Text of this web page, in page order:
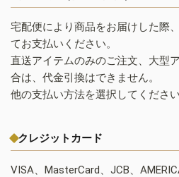
宅配便により商品をお届けした際
てお支払いください。
直送アイテムのみのご注文、大型
合は、代金引換はできません。
他の支払い方法を選択してください
クレジットカード
VISA、MasterCard、JCB、